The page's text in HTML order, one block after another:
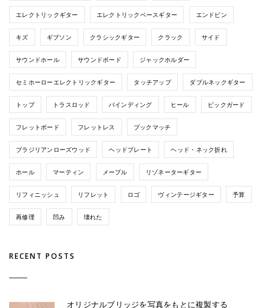
エレクトリックギター エレクトリックベースギター エンドピン
キズ ギブソン クラシックギター クラック サイド
サウンドホール サウンドボード ジャックホルダー
セミホーローエレクトリックギター タッチアップ ダブルネックギター
トップ トラスロッド バインディング ヒール ピックガード
フレットボード フレットレス ブックマッチ
ブラジリアンローズウッド ヘッドプレート ヘッド・ネック折れ
ホール マーティン メープル リゾネーターギター
リフィニッシュ リフレット ロゴ ヴィンテージギター 予算
再修理 凹み 壊れた
RECENT POSTS
オリジナルブリッジを写真をもとに複製する